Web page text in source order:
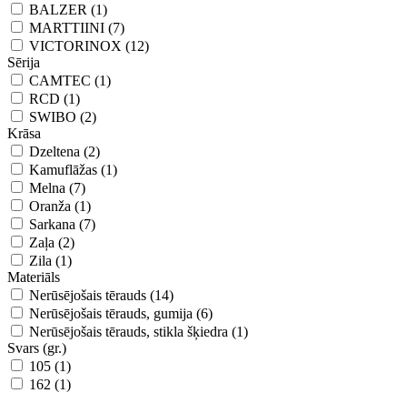
BALZER (1)
MARTTIINI (7)
VICTORINOX (12)
Sērija
CAMTEC (1)
RCD (1)
SWIBO (2)
Krāsa
Dzeltena (2)
Kamuflāžas (1)
Melna (7)
Oranža (1)
Sarkana (7)
Zaļa (2)
Zila (1)
Materiāls
Nerūsējošais tērauds (14)
Nerūsējošais tērauds, gumija (6)
Nerūsējošais tērauds, stikla šķiedra (1)
Svars (gr.)
105 (1)
162 (1)